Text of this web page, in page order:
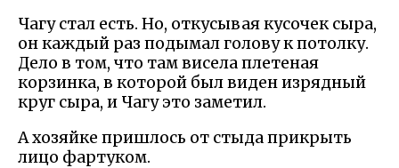
Чагу стал есть. Но, откусывая кусочек сыра,
он каждый раз подымал голову к потолку.
Дело в том, что там висела плетеная
корзинка, в которой был виден изрядный
круг сыра, и Чагу это заметил.
А хозяйке пришлось от стыда прикрыть
лицо фартуком.